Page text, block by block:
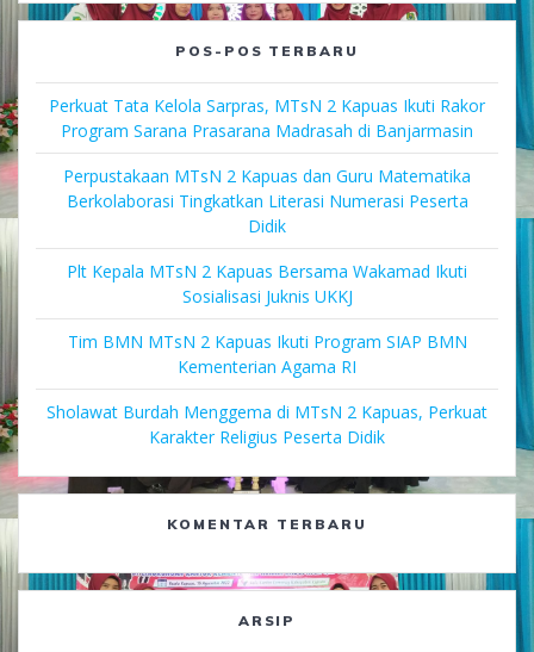
POS-POS TERBARU
Perkuat Tata Kelola Sarpras, MTsN 2 Kapuas Ikuti Rakor
Program Sarana Prasarana Madrasah di Banjarmasin
Perpustakaan MTsN 2 Kapuas dan Guru Matematika
Berkolaborasi Tingkatkan Literasi Numerasi Peserta
Didik
Plt Kepala MTsN 2 Kapuas Bersama Wakamad Ikuti
Sosialisasi Juknis UKKJ
Tim BMN MTsN 2 Kapuas Ikuti Program SIAP BMN
Kementerian Agama RI
Sholawat Burdah Menggema di MTsN 2 Kapuas, Perkuat
Karakter Religius Peserta Didik
KOMENTAR TERBARU
ARSIP